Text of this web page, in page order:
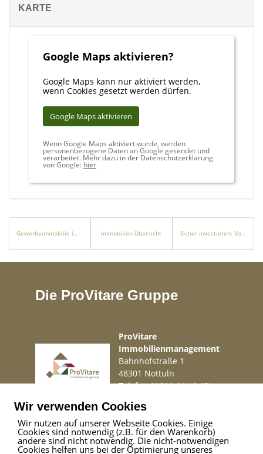
KARTE
Google Maps aktivieren?
Google Maps kann nur aktiviert werden,
wenn Cookies gesetzt werden dürfen.
Google Maps aktivieren
Wenn Google Maps aktiviert wurde, werden
personenbezogene Daten an Google gesendet und
verarbeitet. Mehr dazu in der Datenschutzerklärung
von Google: hier
Gewerbeimmobilie im Rohbau, ohne Käuferprovision Immobilien-Übersicht Sicher investieren: Vollvermietetes Mehrfamilienhaus mit 4 Einheiten – sofortige Cashflow-Rendite
Die ProVitare Gruppe
ProVitare
Immobilienmanagement
Bahnhofstraße 1
48301 Nottuln
Telefon02509 99 49 871
Impressum|Haftungsausschluss|Datenschutz
Wir verwenden Cookies
Wir nutzen auf unserer Webseite Cookies. Einige
Cookies sind notwendig (z.B. für den Warenkorb)
andere sind nicht notwendig. Die nicht-notwendigen
Cookies helfen uns bei der Optimierung unseres